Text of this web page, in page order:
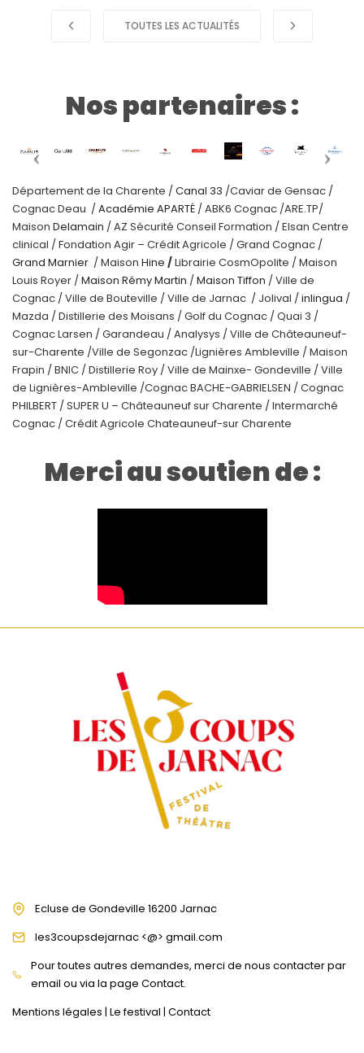
TOUTES LES ACTUALITÉS
Nos partenaires :
Département de la Charente / Canal 33 /Caviar de Gensac /
Cognac Deau / Académie APARTÉ / ABK6 Cognac /ARE.TP/
Maison Delamain / AZ Sécurité Conseil Formation / Elsan Centre
clinical / Fondation Agir – Crédit Agricole / Grand Cognac /
Grand Marnier / Maison Hine /Librairie CosmOpolite / Maison
Louis Royer / Maison Rémy Martin / Maison Tiffon / Ville de
Cognac / Ville de Bouteville / Ville de Jarnac / Jolival / inlingua /
Mazda / Distillerie des Moisans / Golf du Cognac / Quai 3 /
Cognac Larsen / Garandeau / Analysys / Ville de Châteauneuf-
sur-Charente /Ville de Segonzac /Lignières Ambleville / Maison
Frapin / BNIC / Distillerie Roy / Ville de Mainxe- Gondeville / Ville
de Lignières-Ambleville /Cognac BACHE-GABRIELSEN / Cognac
PHILBERT / SUPER U – Châteauneuf sur Charente / Intermarché
Cognac / Crédit Agricole Chateauneuf-sur Charente
Merci au soutien de :
Ecluse de Gondeville 16200 Jarnac
les3coupsdejarnac <@> gmail.com
Pour toutes autres demandes, merci de nous contacter par
email ou via la page Contact.
Mentions légales | Le festival | Contact